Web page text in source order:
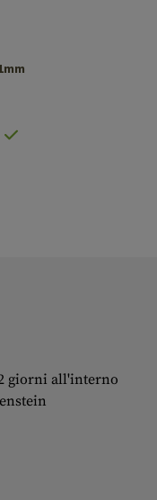
giorni all'interno